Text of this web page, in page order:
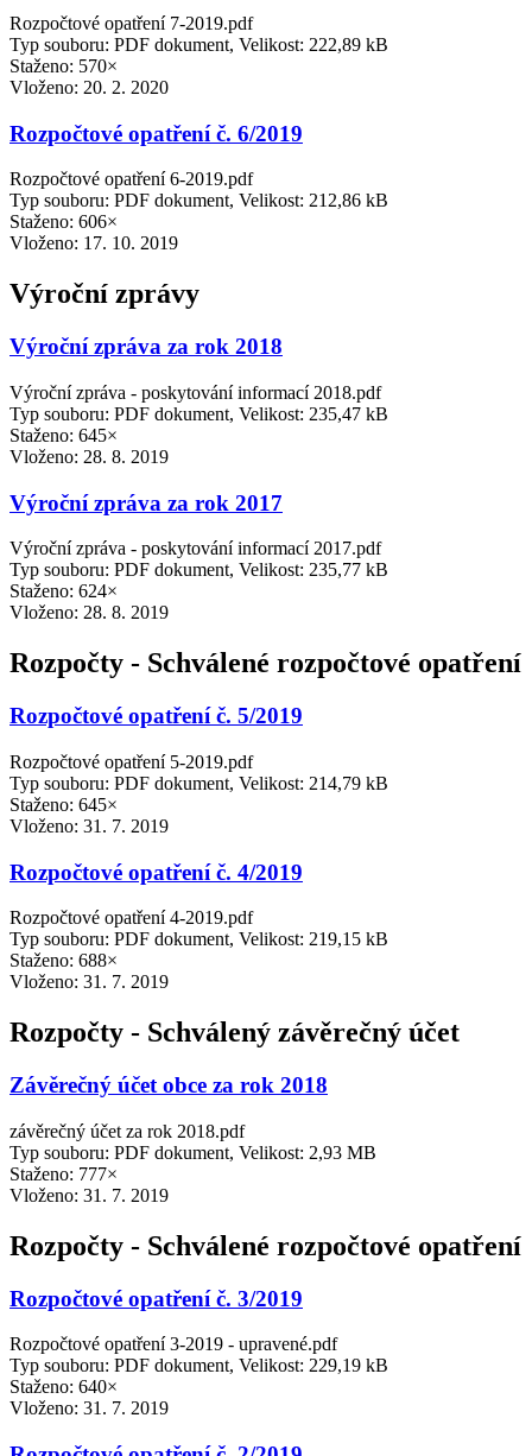
Rozpočtové opatření 7-2019.pdf
Typ souboru: PDF dokument, Velikost: 222,89 kB
Staženo: 570×
Vloženo: 20. 2. 2020
Rozpočtové opatření č. 6/2019
Rozpočtové opatření 6-2019.pdf
Typ souboru: PDF dokument, Velikost: 212,86 kB
Staženo: 606×
Vloženo: 17. 10. 2019
Výroční zprávy
Výroční zpráva za rok 2018
Výroční zpráva - poskytování informací 2018.pdf
Typ souboru: PDF dokument, Velikost: 235,47 kB
Staženo: 645×
Vloženo: 28. 8. 2019
Výroční zpráva za rok 2017
Výroční zpráva - poskytování informací 2017.pdf
Typ souboru: PDF dokument, Velikost: 235,77 kB
Staženo: 624×
Vloženo: 28. 8. 2019
Rozpočty - Schválené rozpočtové opatření
Rozpočtové opatření č. 5/2019
Rozpočtové opatření 5-2019.pdf
Typ souboru: PDF dokument, Velikost: 214,79 kB
Staženo: 645×
Vloženo: 31. 7. 2019
Rozpočtové opatření č. 4/2019
Rozpočtové opatření 4-2019.pdf
Typ souboru: PDF dokument, Velikost: 219,15 kB
Staženo: 688×
Vloženo: 31. 7. 2019
Rozpočty - Schválený závěrečný účet
Závěrečný účet obce za rok 2018
závěrečný účet za rok 2018.pdf
Typ souboru: PDF dokument, Velikost: 2,93 MB
Staženo: 777×
Vloženo: 31. 7. 2019
Rozpočty - Schválené rozpočtové opatření
Rozpočtové opatření č. 3/2019
Rozpočtové opatření 3-2019 - upravené.pdf
Typ souboru: PDF dokument, Velikost: 229,19 kB
Staženo: 640×
Vloženo: 31. 7. 2019